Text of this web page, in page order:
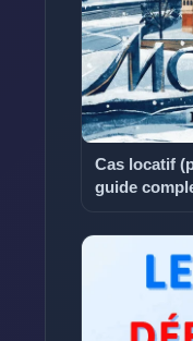
Cas locatif
guide